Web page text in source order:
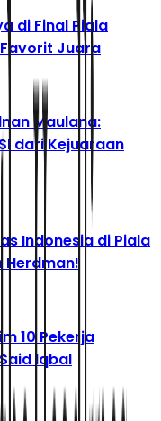
di Final Piala
Juara
Maulana:
dari Kejuaraan
Indonesia di Piala
Herdman!
10 Pekerja
Iqbal